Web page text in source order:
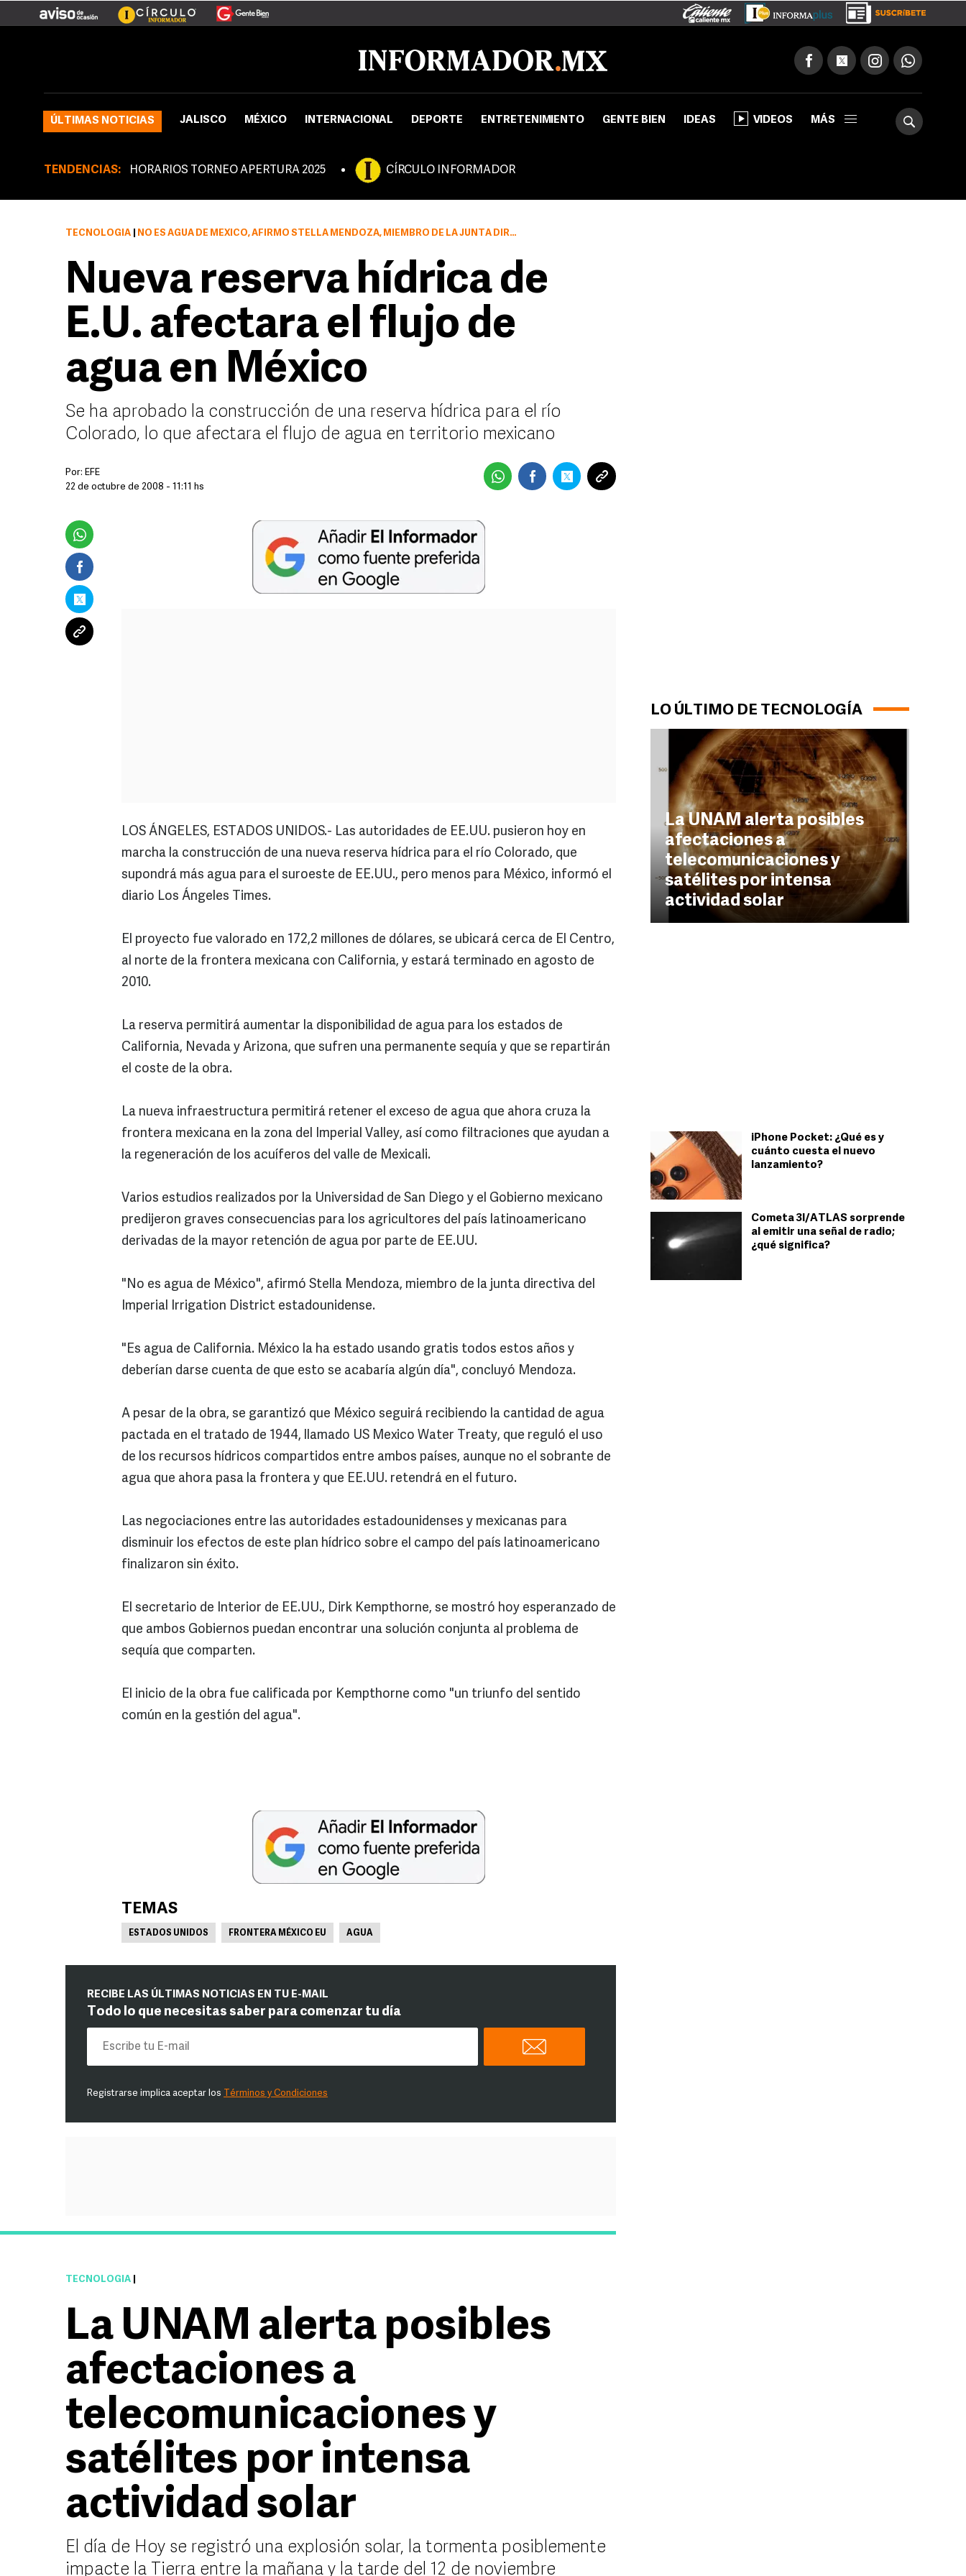
ÚLTIMAS NOTICIAS JALISCO MÉXICO INTERNACIONAL DEPORTE ENTRETENIMIENTO GENTE BIEN IDEAS VIDEOS MÁS
TENDENCIAS: HORARIOS TORNEO APERTURA 2025 CÍRCULO INFORMADOR
LO ÚLTIMO DE TECNOLOGÍA
La UNAM alerta posibles
afectaciones a
telecomunicaciones y
satélites por intensa
actividad solar
iPhone Pocket: ¿Qué es y
cuánto cuesta el nuevo
lanzamiento?
Cometa 3I/ATLAS sorprende
al emitir una señal de radio;
¿qué significa?
TECNOLOGÍA NO ES AGUA DE MÉXICO, AFIRMÓ STELLA MENDOZA, MIEMBRO DE LA JUNTA DIRECTIVA DEL IMPERIAL IRRIGATION DISTRICT ESTADOUNIDENSE
Nueva reserva hídrica de
E.U. afectara el flujo de
agua en México
Se ha aprobado la construcción de una reserva hídrica para el río
Colorado, lo que afectara el flujo de agua en territorio mexicano
Por: EFE
22 de octubre de 2008 - 11:11 hs
LOS ÁNGELES, ESTADOS UNIDOS.- Las autoridades de EE.UU. pusieron hoy en
marcha la construcción de una nueva reserva hídrica para el río Colorado, que
supondrá más agua para el suroeste de EE.UU., pero menos para México, informó el
diario Los Ángeles Times.
El proyecto fue valorado en 172,2 millones de dólares, se ubicará cerca de El Centro,
al norte de la frontera mexicana con California, y estará terminado en agosto de
2010.
La reserva permitirá aumentar la disponibilidad de agua para los estados de
California, Nevada y Arizona, que sufren una permanente sequía y que se repartirán
el coste de la obra.
La nueva infraestructura permitirá retener el exceso de agua que ahora cruza la
frontera mexicana en la zona del Imperial Valley, así como filtraciones que ayudan a
la regeneración de los acuíferos del valle de Mexicali.
Varios estudios realizados por la Universidad de San Diego y el Gobierno mexicano
predijeron graves consecuencias para los agricultores del país latinoamericano
derivadas de la mayor retención de agua por parte de EE.UU.
"No es agua de México", afirmó Stella Mendoza, miembro de la junta directiva del
Imperial Irrigation District estadounidense.
"Es agua de California. México la ha estado usando gratis todos estos años y
deberían darse cuenta de que esto se acabaría algún día", concluyó Mendoza.
A pesar de la obra, se garantizó que México seguirá recibiendo la cantidad de agua
pactada en el tratado de 1944, llamado US Mexico Water Treaty, que reguló el uso
de los recursos hídricos compartidos entre ambos países, aunque no el sobrante de
agua que ahora pasa la frontera y que EE.UU. retendrá en el futuro.
Las negociaciones entre las autoridades estadounidenses y mexicanas para
disminuir los efectos de este plan hídrico sobre el campo del país latinoamericano
finalizaron sin éxito.
El secretario de Interior de EE.UU., Dirk Kempthorne, se mostró hoy esperanzado de
que ambos Gobiernos puedan encontrar una solución conjunta al problema de
sequía que comparten.
El inicio de la obra fue calificada por Kempthorne como "un triunfo del sentido
común en la gestión del agua".
TEMAS
ESTADOS UNIDOS FRONTERA MÉXICO EU AGUA
RECIBE LAS ÚLTIMAS NOTICIAS EN TU E-MAIL
Todo lo que necesitas saber para comenzar tu día
Registrarse implica aceptar los Términos y Condiciones
TECNOLOGÍA
La UNAM alerta posibles
afectaciones a
telecomunicaciones y
satélites por intensa
actividad solar
El día de Hoy se registró una explosión solar, la tormenta posiblemente
impacte la Tierra entre la mañana y la tarde del 12 de noviembre